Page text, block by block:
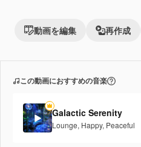
動画を編集 再作成
この動画におすすめの音楽
Galactic Serenity
Lounge, Happy, Peaceful